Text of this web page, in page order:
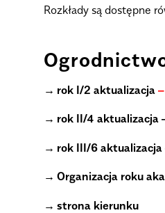
Rozkłady są dostępne
rok I/2 aktualizacja
rok II/4 aktualizacja
rok III/6 aktualizacja
Organizacja roku
strona kierunku